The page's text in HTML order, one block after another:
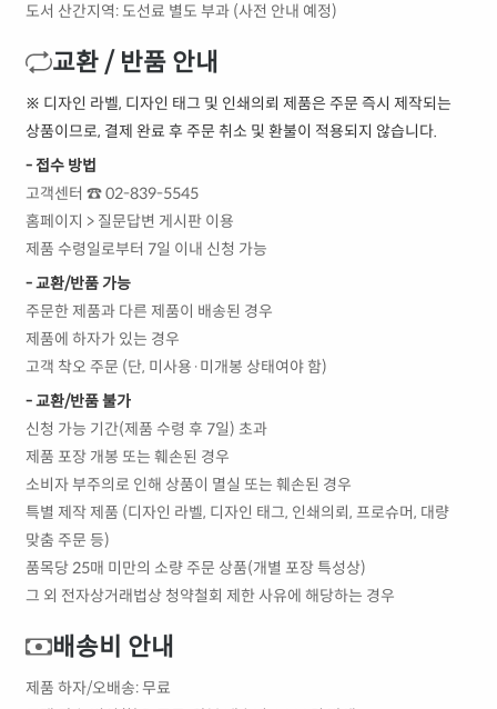
도서 산간지역: 도선료 별도 부과 (사전 안내 예정)
교환 / 반품 안내
※ 디자인 라벨, 디자인 태그 및 인쇄의뢰 제품은 주문 즉시 제작되는
상품이므로, 결제 완료 후 주문 취소 및 환불이 적용되지 않습니다.
- 접수 방법
고객센터 ☎ 02-839-5545
홈페이지 > 질문답변 게시판 이용
제품 수령일로부터 7일 이내 신청 가능
- 교환/반품 가능
주문한 제품과 다른 제품이 배송된 경우
제품에 하자가 있는 경우
고객 착오 주문 (단, 미사용·미개봉 상태여야 함)
- 교환/반품 불가
신청 가능 기간(제품 수령 후 7일) 초과
제품 포장 개봉 또는 훼손된 경우
소비자 부주의로 인해 상품이 멸실 또는 훼손된 경우
특별 제작 제품 (디자인 라벨, 디자인 태그, 인쇄의뢰, 프로슈머, 대량
맞춤 주문 등)
품목당 25매 미만의 소량 주문 상품(개별 포장 특성상)
그 외 전자상거래법상 청약철회 제한 사유에 해당하는 경우
배송비 안내
제품 하자/오배송: 무료